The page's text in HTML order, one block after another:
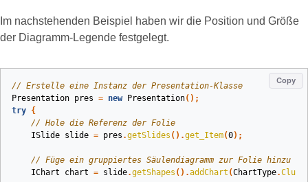
Im nachstehenden Beispiel haben wir die Position und Größe
der Diagramm‑Legende festgelegt.
Copy
// Erstelle eine Instanz der Presentation-Klasse
Presentation pres = new Presentation();
try {
// Hole die Referenz der Folie
ISlide slide = pres .getSlides ().get_Item(0);
// Füge ein gruppiertes Säulendiagramm zur Folie hinzu
IChart
chart = slide.getShapes ().addChart (ChartType.